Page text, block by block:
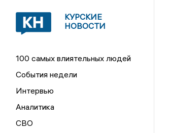
КУРСКИЕ
НОВОСТИ
100 самых влиятельных людей
События недели
Интервью
Аналитика
СВО